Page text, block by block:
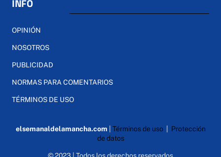
OPINIÓN
NOSOTROS
PUBLICIDAD
NORMAS PARA COMENTARIOS
TÉRMINOS DE USO
elsemanaldelamancha.com | Términos de uso| Protección
de datos
© 2023 | Todos los derechos reservados